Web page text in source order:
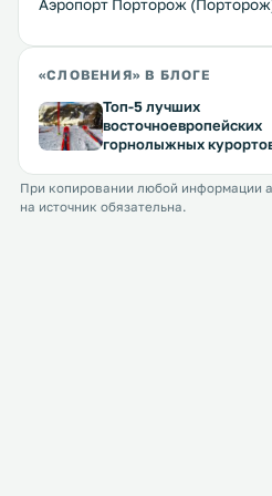
Аэропорт Порторож
«СЛОВЕНИЯ» В БЛОГЕ
Топ-5 лучших
восточноевропейских
горнолыжных
При копировании любой информации
на источник обязательна.